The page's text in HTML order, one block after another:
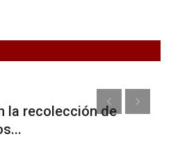
Social
profesionales de
Suárez...